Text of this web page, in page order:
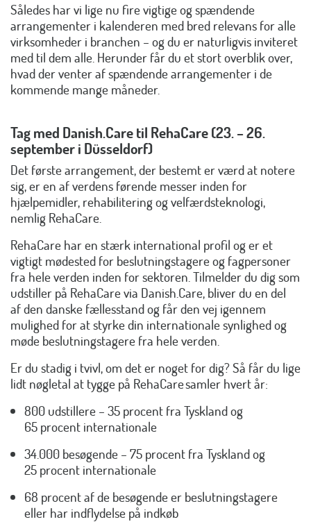
Således har vi lige nu fire vigtige og spændende
arrangementer i kalenderen med bred relevans for alle
virksomheder i branchen – og du er naturligvis inviteret
med til dem alle. Herunder får du et stort overblik over,
hvad der venter af spændende arrangementer i de
kommende mange måneder.
Tag med Danish.Care til RehaCare (23. – 26.
september i Düsseldorf)
Det første arrangement, der bestemt er værd at notere
sig, er en af verdens førende messer inden for
hjælpemidler, rehabilitering og velfærdsteknologi,
nemlig RehaCare.
RehaCare har en stærk international profil og er et
vigtigt mødested for beslutningstagere og fagpersoner
fra hele verden inden for sektoren. Tilmelder du dig som
udstiller på RehaCare via Danish.Care, bliver du en del
af den danske fællesstand og får den vej igennem
mulighed for at styrke din internationale synlighed og
møde beslutningstagere fra hele verden.
Er du stadig i tvivl, om det er noget for dig? Så får du lige
lidt nøgletal at tygge på RehaCare samler hvert år:
800 udstillere – 35 procent fra Tyskland og
65 procent internationale
34.000 besøgende – 75 procent fra Tyskland og
25 procent internationale
68 procent af de besøgende er beslutningstagere
eller har indflydelse på indkøb